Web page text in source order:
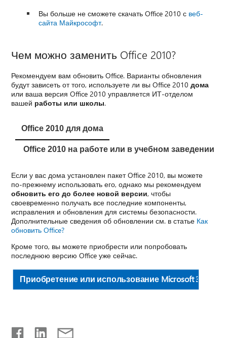
Вы больше не сможете скачать Office 2010 с веб-
сайта Майкрософт.
Чем можно заменить Office 2010?
Рекомендуем вам обновить Office. Варианты обновления
будут зависеть от того, используете ли вы Office 2010дома
или ваша версия Office 2010 управляется ИТ-отделом
вашей работы или школы.
Office 2010 для дома
Office 2010 на работе или в учебном заведении
Если у вас дома установлен пакет Office 2010, вы можете
по-прежнему использовать его, однако мы рекомендуем
обновить его до более новой версии, чтобы
своевременно получать все последние компоненты,
исправления и обновления для системы безопасности.
Дополнительные сведения об обновлении см. в статье Как
обновить Office?
Кроме того, вы можете приобрести или попробовать
последнюю версию Office уже сейчас.
Приобретение или использование Microsoft 365